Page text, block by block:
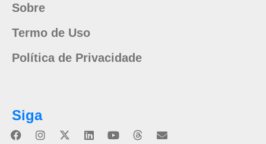
Sobre
Termo de Uso
Política de Privacidade
Siga